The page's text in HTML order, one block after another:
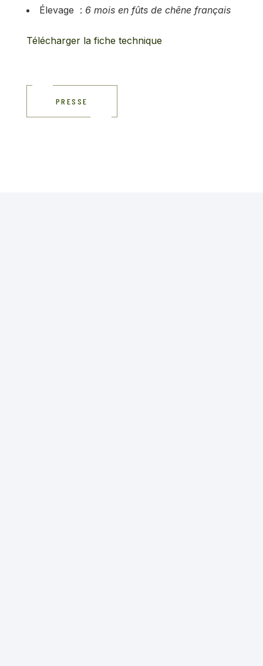
Élevage : 6 mois en fûts de chêne français
Télécharger la fiche technique
PRESSE